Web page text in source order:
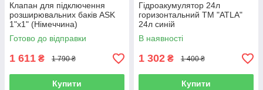
Клапан для підключення
розширювальних баків ASK
1"х1" (Німеччина)
Готово до відправки
1 611 ₴ 1 790 ₴
Купити
Гідроакумулятор 24л
горизонтальний ТМ "ATLA"
24л синій
В наявності
1 302 ₴ 1 400 ₴
Купити